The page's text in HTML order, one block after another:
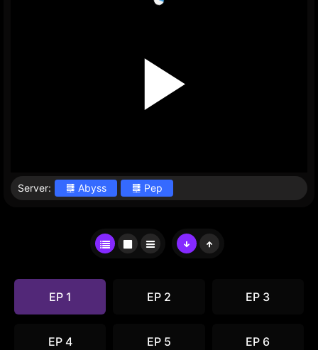
Server: Abyss Pep
EP 1 EP 2 EP 3
EP 4 EP 5 EP 6